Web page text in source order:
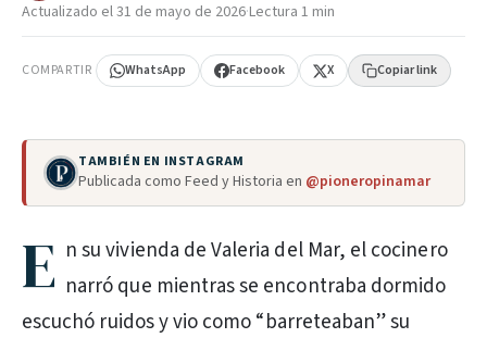
Actualizado el31 de mayo de 2026·Lectura 1 min
COMPARTIR WhatsApp Facebook X Copiar link
TAMBIÉN EN INSTAGRAM
Publicada como Feed y Historia en @pioneropinamar
E n su vivienda de Valeria del Mar, el cocinero
narró que mientras se encontraba dormido
escuchó ruidos y vio como “barreteaban” su